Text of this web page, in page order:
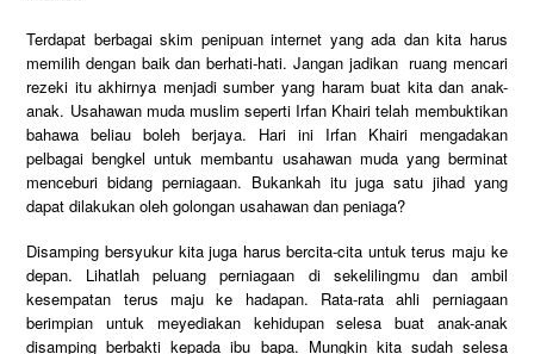
Terdapat berbagai skim penipuan internet yang ada dan kita harus
memilih dengan baik dan berhati-hati. Jangan jadikan ruang mencari
rezeki itu akhirnya menjadi sumber yang haram buat kita dan anak-
anak. Usahawan muda muslim seperti Irfan Khairi telah membuktikan
bahawa beliau boleh berjaya. Hari ini Irfan Khairi mengadakan
pelbagai bengkel untuk membantu usahawan muda yang berminat
menceburi bidang perniagaan. Bukankah itu juga satu jihad yang
dapat dilakukan oleh golongan usahawan dan peniaga?
Disamping bersyukur kita juga harus bercita-cita untuk terus maju ke
depan. Lihatlah peluang perniagaan di sekelilingmu dan ambil
kesempatan terus maju ke hadapan. Rata-rata ahli perniagaan
berimpian untuk meyediakan kehidupan selesa buat anak-anak
disamping berbakti kepada ibu bapa. Mungkin kita sudah selesa